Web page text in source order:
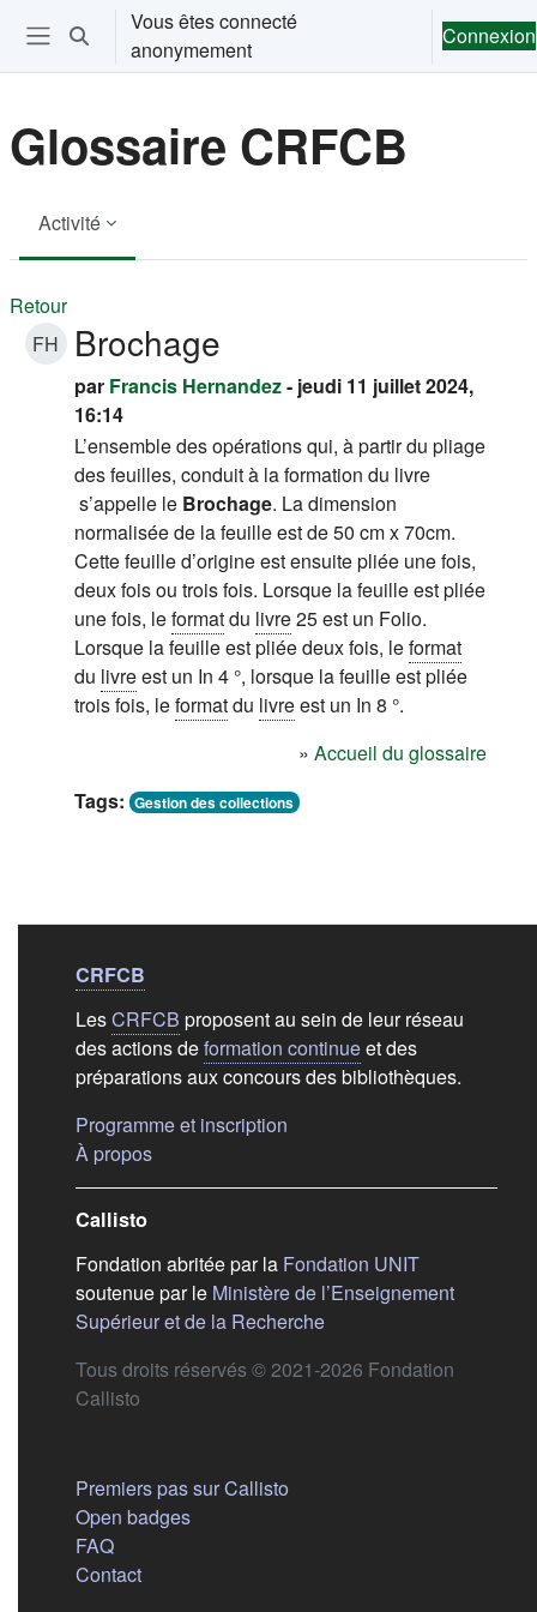
Passer au contenu principal
Ouvrir le menu de navigation
Activer/désactiver la saisie de recherche
Vous êtes connecté
anonymement
Connexion
Glossaire CRFCB
Activité
Retour
FH
Brochage
par Francis Hernandez- jeudi 11 juillet 2024,
16:14
L’ensemble des opérations qui, à partir du pliage
des feuilles, conduit à la formation du livre
s’appelle le Brochage. La dimension
normalisée de la feuille est de 50 cm x 70cm.
Cette feuille d’origine est ensuite pliée une fois,
deux fois ou trois fois. Lorsque la feuille est pliée
une fois, leformatdu livre25 est un Folio.
Lorsque la feuille est pliée deux fois, leformat
du livreest un In 4 °, lorsque la feuille est pliée
trois fois, leformatdu livreest un In 8 °.
» Accueil du glossaire
Tags: Gestion des collections
Liens de bas de
CRFCB
LesCRFCB proposent au sein de leur réseau
des actions deformation continueet des
préparations aux concours des bibliothèques.
Programme et inscription
À propos(s'ouvre dans un nouvel onglet)
Callisto
Fondation abritée par la Fondation UNIT(s'ouvre
soutenue par le Ministère de l’Enseignement
Supérieur et de la Recherche(s'ouvre dans un nouvel
Tous droits réservés © 2021-2026 Fondation
Callisto
Premiers pas sur Callisto
Open badges
FAQ
Contact